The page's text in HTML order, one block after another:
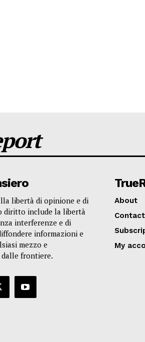
libertà di opinione e di
diritto include la libertà
interferenze e di
informazioni e
mezzo e
frontiere.
About
My